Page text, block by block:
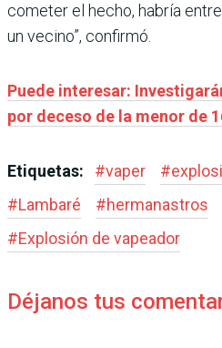
cometer el hecho, habría
un vecino”, confirmó.
Puede interesar:
por deceso de la menor de
Etiquetas: #vaper #
#Lambaré #hermanastros
#Explosión de vapeador
Déjanos tus